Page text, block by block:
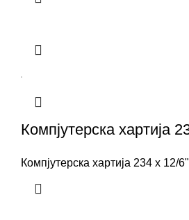
Компјутерска хартија
Компјутерска хартија 234 x 12/